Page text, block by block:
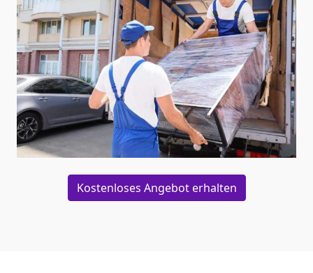
Kostenloses Angebot erhalten